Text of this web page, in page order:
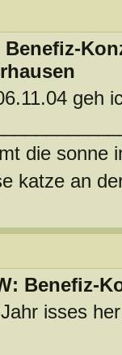
Benefiz-
geh
die sonne
katze an
Benefiz-
isses